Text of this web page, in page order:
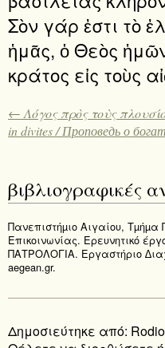
Σὸν γάρ ἐστι τὸ
ἡμᾶς, ὁ Θεὸς
κράτος εἰς τοὺς
← Λόγος πρὸς τοὺς
in divites / Проповедь о
βιβλιογραφικές
Πανεπιστήµιο Αιγαίου, Τµήµα
Επικοινωνίας. Ερευνητικό
ΠΑΤΡΟΛΟΓΙΑ. Εργαστήριο
aegean.gr.
Δημοσιεύτηκε από: